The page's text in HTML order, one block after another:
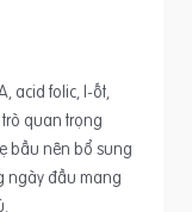
acid folic, I-ốt,
quan trọng
bầu nên bổ sung
ngày đầu mang